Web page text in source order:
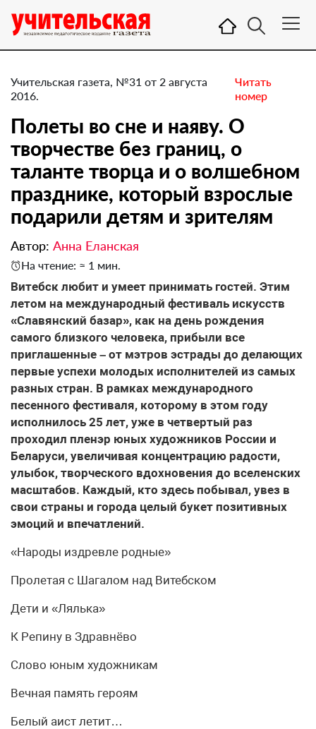
Учительская газета, №31 от 2 августа
2016.
Читать
номер
Полеты во сне и наяву. О
творчестве без границ, о
таланте творца и о волшебном
празднике, который взрослые
подарили детям и зрителям
Автор: Анна Еланская
На чтение: ≈ 1 мин.
Витебск любит и умеет принимать гостей. Этим
летом на международный фестиваль искусств
«Славянский базар», как на день рождения
самого близкого человека, прибыли все
приглашенные – от мэтров эстрады до делающих
первые успехи молодых исполнителей из самых
разных стран. В рамках международного
песенного фестиваля, которому в этом году
исполнилось 25 лет, уже в четвертый раз
проходил пленэр юных художников России и
Беларуси, увеличивая концентрацию радости,
улыбок, творческого вдохновения до вселенских
масштабов. Каждый, кто здесь побывал, увез в
свои страны и города целый букет позитивных
эмоций и впечатлений.
«Народы издревле родные»
Пролетая с Шагалом над Витебском
Дети и «Лялька»
К Репину в Здравнёво
Слово юным художникам
Вечная память героям
Белый аист летит…